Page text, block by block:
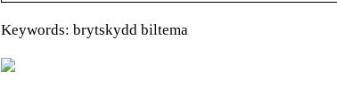
Keywords: brytskydd biltema